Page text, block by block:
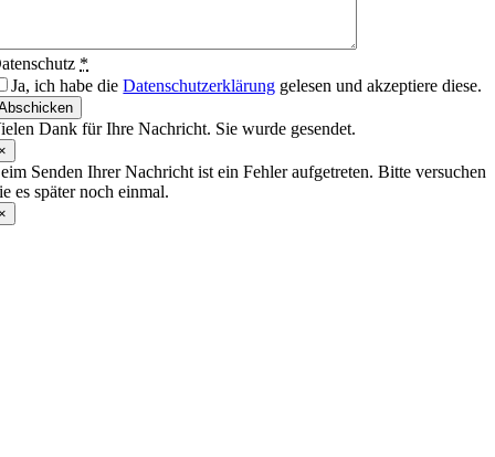
*
Ja, ich habe dieDatenschutzerklärung gelesen und akzeptiere diese.
Dank für Ihre Nachricht. Sie wurde gesendet.
Senden Ihrer Nachricht ist ein Fehler aufgetreten. Bitte versuchen
es später noch einmal.